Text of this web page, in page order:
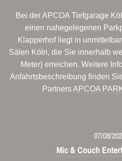
Bei der APCOA Tiefgarage
einen nahegelegenen
Klapperhof liegt in
Sälen Köln, die Sie innerhalb
Meter) erreichen. Weitere
Anfahrtsbeschreibung finden
PartnersAPCOA
07/08/
Mic & Couch